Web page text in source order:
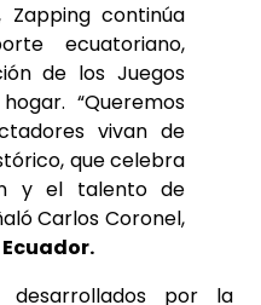
continúa
ecuatoriano,
de los Juegos
“Queremos
vivan de
que celebra
y el talento de
Carlos Coronel,
desarrollados por la